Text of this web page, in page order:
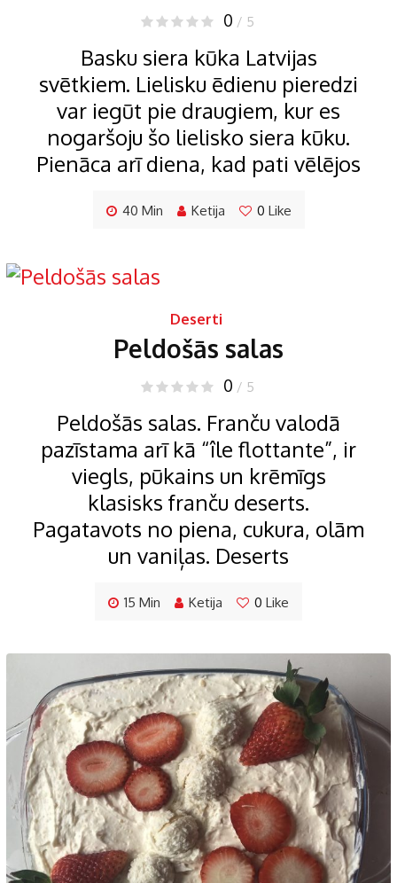
0 / 5
Basku siera kūka Latvijas
svētkiem. Lielisku ēdienu pieredzi
var iegūt pie draugiem, kur es
nogaršoju šo lielisko siera kūku.
Pienāca arī diena, kad pati vēlējos
40 Min Ketija 0 Like
Deserti
Peldošās salas
0 / 5
Peldošās salas. Franču valodā
pazīstama arī kā “île flottante”, ir
viegls, pūkains un krēmīgs
klasisks franču deserts.
Pagatavots no piena, cukura, olām
un vaniļas. Deserts
15 Min Ketija 0 Like